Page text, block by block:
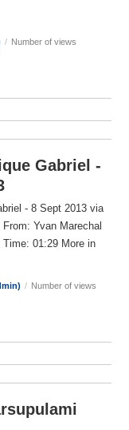
/ Number of views
Gabriel -
- 8 Sept 2013 via
Yvan Marechal
01:29 More in
/ Number of views